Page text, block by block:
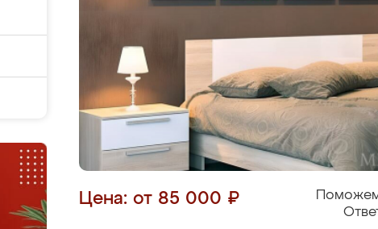
Цена: от 85 000 ₽
Поможем